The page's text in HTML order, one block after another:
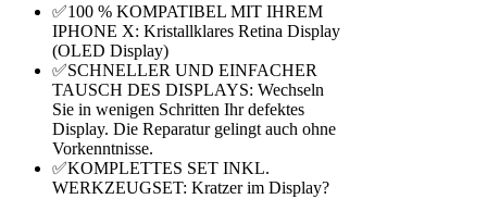
✅100 % KOMPATIBEL MIT IHREM
IPHONE X: Kristallklares Retina Display
(OLED Display)
✅SCHNELLER UND EINFACHER
TAUSCH DES DISPLAYS: Wechseln
Sie in wenigen Schritten Ihr defektes
Display. Die Reparatur gelingt auch ohne
Vorkenntnisse.
✅KOMPLETTES SET INKL.
WERKZEUGSET: Kratzer im Display?